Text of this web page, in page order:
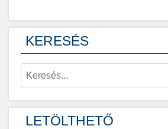
KERESÉS
LETÖLTHETŐ